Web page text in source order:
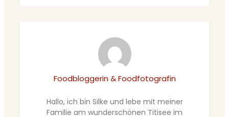
Foodbloggerin & Foodfotografin
Hallo, ich bin Silke und lebe mit meiner
Familie am wunderschönen Titisee im